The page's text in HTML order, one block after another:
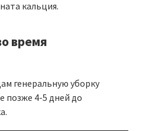
кальция.
время
генеральную уборку
позже 4-5 дней до